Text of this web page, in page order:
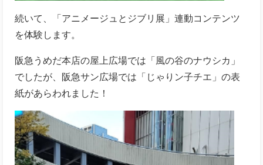
続いて、「アニメージュとジブリ展」連動コンテンツ
を体験します。
阪急うめだ本店の屋上広場では「風の谷のナウシカ」
でしたが、阪急サン広場では「じゃりン子チエ」の表
紙があらわれました！